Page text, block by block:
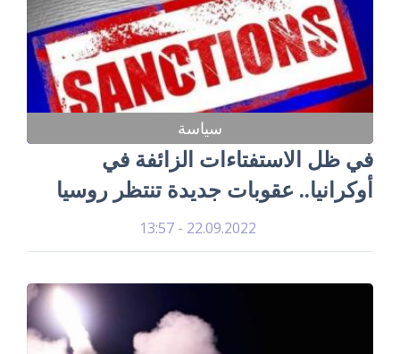
سياسة
في ظل الاستفتاءات الزائفة في
أوكرانيا.. عقوبات جديدة تنتظر روسيا
22.09.2022 - 13:57